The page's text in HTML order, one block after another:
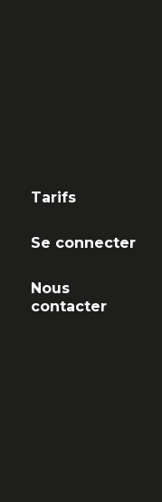
Tarifs
Se connecter
Nous
contacter